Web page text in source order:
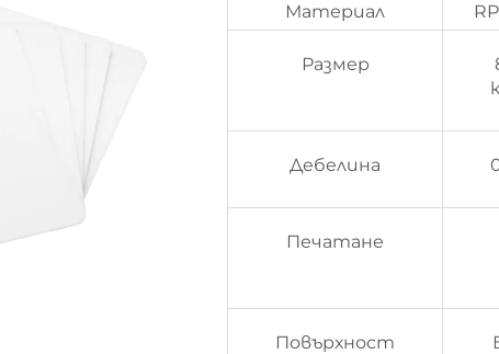
Материал
Размер
Дебелина
Печатане
Повърхност